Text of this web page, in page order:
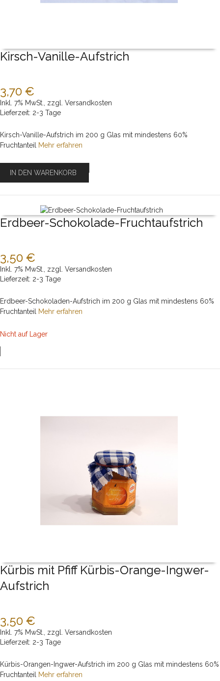
Kirsch-Vanille-Aufstrich
3,70 €
Inkl. 7% MwSt. zzgl. Versandkosten
Lieferzeit: 2-3 Tage
Kirsch-Vanille-Aufstrich im 200 g Glas mit mindestens 60%
Fruchtanteil
Mehr erfahren
IN DEN WARENKORB
Erdbeer-Schokolade-Fruchtaufstrich
3,50 €
Inkl. 7% MwSt. zzgl. Versandkosten
Lieferzeit: 2-3 Tage
Erdbeer-Schokoladen-Aufstrich im 200 g Glas mit mindestens 60%
Fruchtanteil
Mehr erfahren
Nicht auf Lager
Kürbis mit Pfiff Kürbis-Orange-Ingwer-
Aufstrich
3,50 €
Inkl. 7% MwSt., zzgl. Versandkosten
Lieferzeit: 2-3 Tage
Kürbis-Orangen-Ingwer-Aufstrich im 200 g Glas mit mindestens 60%
Fruchtanteil Mehr erfahren